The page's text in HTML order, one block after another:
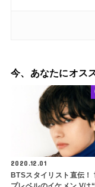
今、あなたにオス
2020.12.01
BTSスタイリスト直伝！